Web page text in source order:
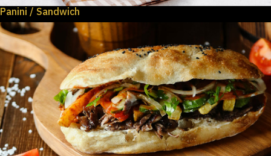
Panini / Sandwich